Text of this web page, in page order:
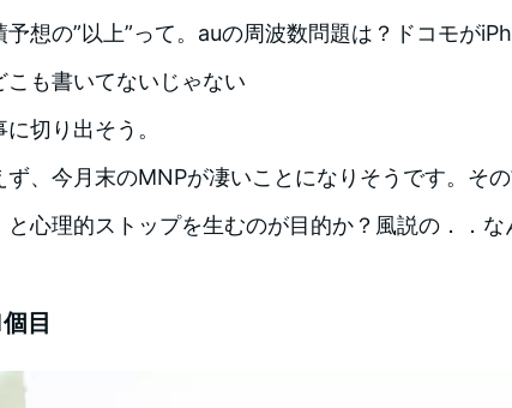
予想の”以上”って。auの周波数問題は？ドコモが
こも書いてないじゃない
切り出そう。
ず、今月末のMNPが凄いことになりそうです。そ
と心理的ストップを生むのが目的か？風説の．．な
目